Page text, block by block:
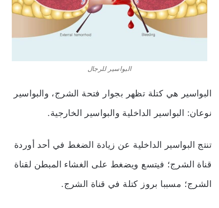
البواسير للرجال
البواسير هي كتلة تظهر بجوار فتحة الشرج، والبواسير
نوعان: البواسير الداخلية والبواسير الخارجية.
تنتج البواسير الداخلية عن زيادة الضغط في أحد أوردة
قناة الشرج؛ فيتسع ويضغط على الغشاء المبطن لقناة
الشرج؛ مسببا بروز كتلة في قناة الشرج.